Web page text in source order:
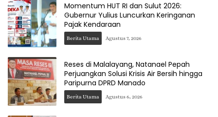
Momentum HUT RI dan Sulut 2026:
Gubernur Yulius Luncurkan Keringanan
Pajak Kendaraan
Berita Utama Agustus 7, 2026
Reses di Malalayang, Natanael Pepah
Perjuangkan Solusi Krisis Air Bersih hingga
Paripurna DPRD Manado
Berita Utama Agustus 6, 2026